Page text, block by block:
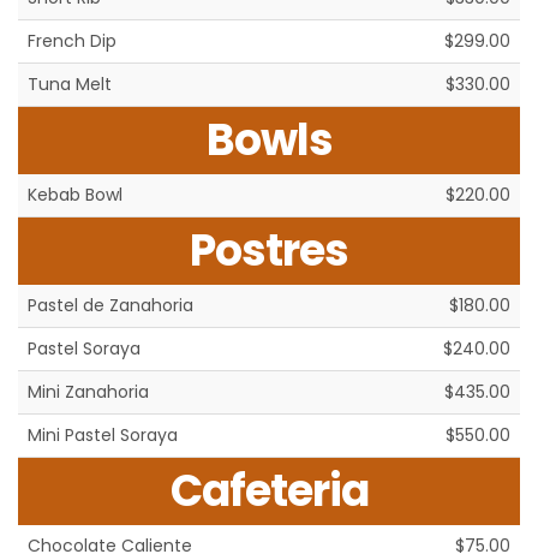
French Dip
$299.00
Tuna Melt
$330.00
Bowls
Kebab Bowl $220.00
Postres
Pastel de Zanahoria
$180.00
Pastel Soraya
$240.00
Mini Zanahoria
$435.00
Mini Pastel Soraya
$550.00
Cafeteria
Chocolate Caliente
$75.00